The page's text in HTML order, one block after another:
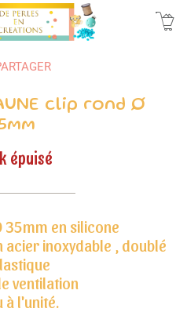
clip rond Ø
épuisé
35mm en silicone
acier inoxydable , doublé
ventilation
à l'unité.